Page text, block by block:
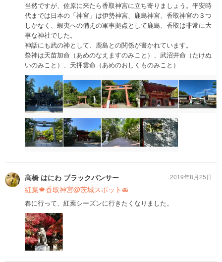
当然ですが、佐原に来たら香取神宮に立ち寄りましょう。平安時
代までは日本の「神宮」は伊勢神宮、鹿島神宮、香取神宮の３つ
しかなく、蝦夷への備えの軍事拠点として鹿島、香取は非常に大
事な神社でした。
神話にも武の神として、鹿島との関係が書かれています。
祭神は天苗加命（あめのなえますのみこと）、武沼井命（たけぬ
いのみこと）、天押雲命（あめのおしくものみこと）
高橋 はにわ ブラックパンサー
紅葉🍁香取神宮@茨城スポット🚘
春に行って、紅葉シーズンに行きたくなりました。
2019年8月25日